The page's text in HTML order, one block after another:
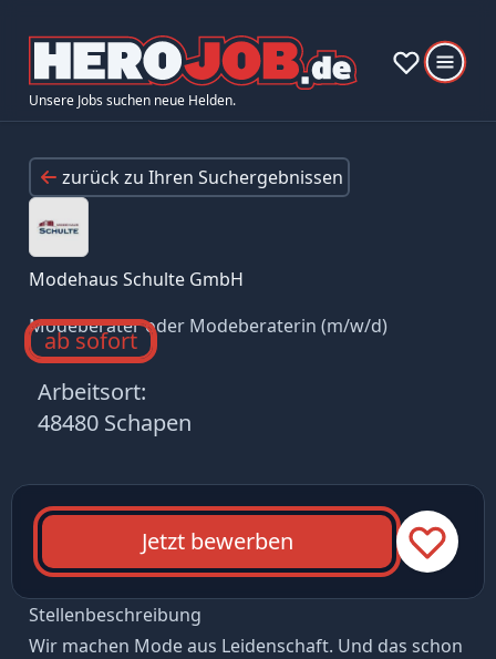
Unsere Jobs suchen neue Helden.
zurück zu Ihren Suchergebnissen
Modehaus Schulte GmbH
Modeberater oder Modeberaterin (m/w/d)
ab sofort
Arbeitsort:
48480 Schapen
Jetzt bewerben
Stellenbeschreibung
Wir machen Mode aus Leidenschaft. Und das schon